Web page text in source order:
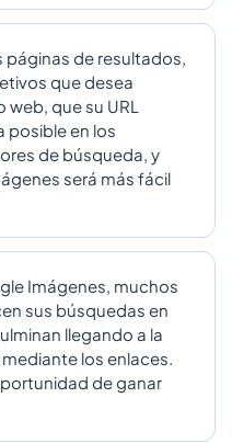
páginas de resultados,
que desea
que su URL
posible en los
de búsqueda, y
será más fácil
Imágenes, muchos
sus búsquedas en
llegando a la
los enlaces.
de ganar